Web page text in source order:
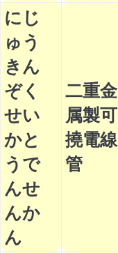
にじ
ゅう
きん
ぞく
せい
かと
うで
んせ
んか
ん
二重金
属製可
撓電線
管